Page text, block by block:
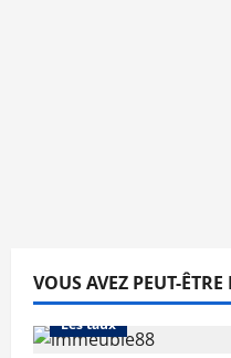
VOUS AVEZ PEUT-ÊTRE
Abonnés Financement
Les taux